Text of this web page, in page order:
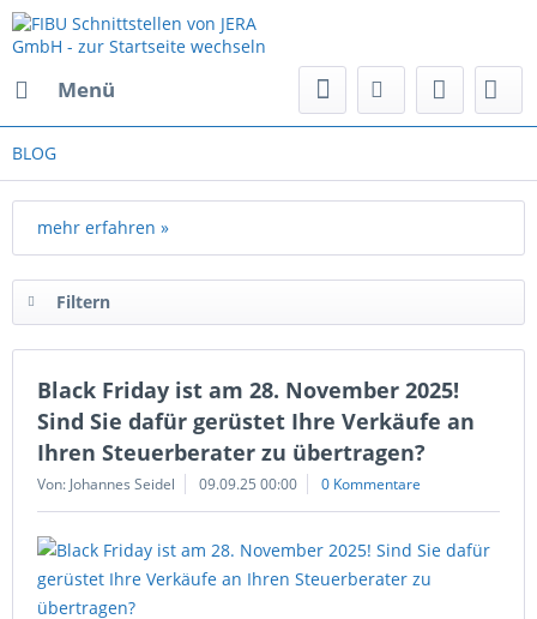
Menü
BLOG
mehr erfahren »
Filtern
Black Friday ist am 28. November 2025!
Sind Sie dafür gerüstet Ihre Verkäufe an
Ihren Steuerberater zu übertragen?
Von: Johannes Seidel 09.09.25 00:00 0 Kommentare